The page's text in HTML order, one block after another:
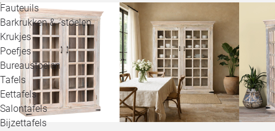
Fauteuils
Barkrukken & -stoelen
Krukjes
Poefjes
Bureaustoelen
Tafels
Eettafels
Salontafels
Bijzettafels